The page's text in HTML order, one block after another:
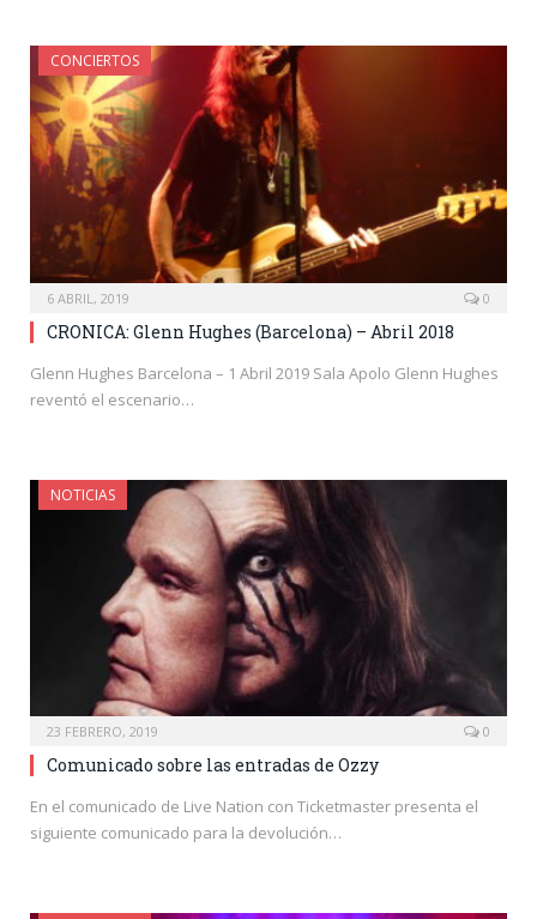
CONCIERTOS
6 ABRIL, 2019 0
CRONICA: Glenn Hughes (Barcelona) – Abril 2018
Glenn Hughes Barcelona – 1 Abril 2019 Sala Apolo Glenn Hughes
reventó el escenario…
NOTICIAS
23 FEBRERO, 2019 0
Comunicado sobre las entradas de Ozzy
En el comunicado de Live Nation con Ticketmaster presenta el
siguiente comunicado para la devolución…